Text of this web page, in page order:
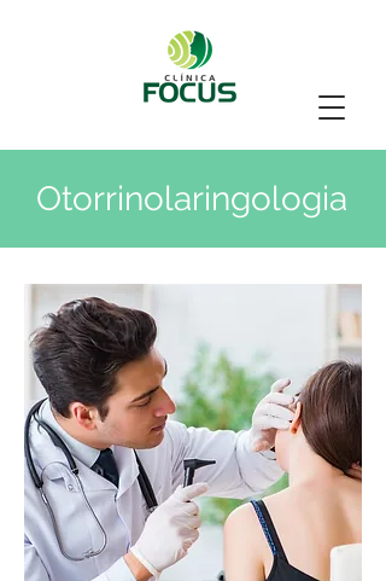
Otorrinolaringologia